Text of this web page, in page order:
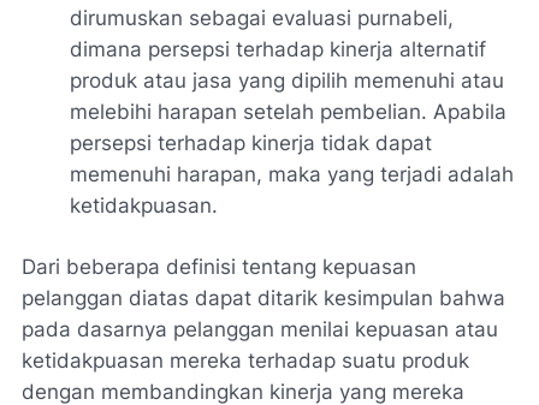
dirumuskan sebagai evaluasi purnabeli,
dimana persepsi terhadap kinerja alternatif
produk atau jasa yang dipilih memenuhi atau
melebihi harapan setelah pembelian. Apabila
persepsi terhadap kinerja tidak dapat
memenuhi harapan, maka yang terjadi adalah
ketidakpuasan.
Dari beberapa definisi tentang kepuasan
pelanggan diatas dapat ditarik kesimpulan bahwa
pada dasarnya pelanggan menilai kepuasan atau
ketidakpuasan mereka terhadap suatu produk
dengan membandingkan kinerja yang mereka